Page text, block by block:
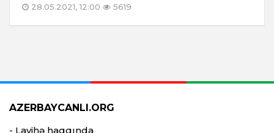
28.05.2021, 12:00
5619
AZERBAYCANLI.ORG
- Layihə haqqında